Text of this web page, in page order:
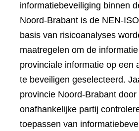
informatiebeveiliging binnen
Noord-Brabant is de NEN-
basis van risicoanalyses
maatregelen om de
provinciale informatie op een
te beveiligen geselecteerd.
provincie Noord-Brabant door
onafhankelijke partij
toepassen van